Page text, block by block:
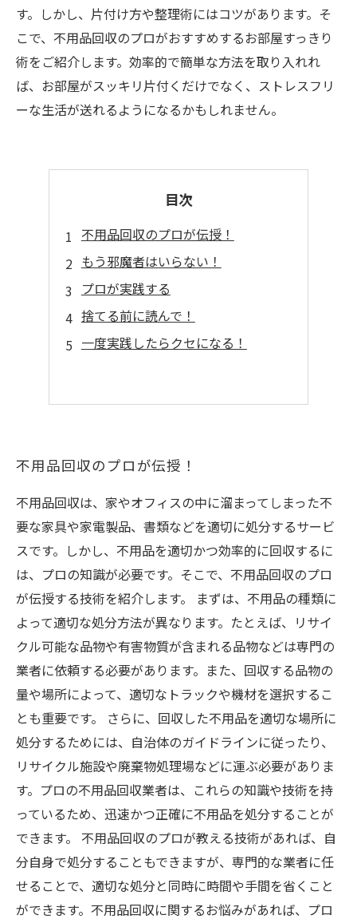
す。しかし、片付け方や整理術にはコツがあります。そ
こで、不用品回収のプロがおすすめするお部屋すっきり
術をご紹介します。効率的で簡単な方法を取り入れれ
ば、お部屋がスッキリ片付くだけでなく、ストレスフリ
ーな生活が送れるようになるかもしれません。
目次
不用品回収のプロが伝授！
もう邪魔者はいらない！
プロが実践する
捨てる前に読んで！
一度実践したらクセになる！
不用品回収のプロが伝授！
不用品回収は、家やオフィスの中に溜まってしまった不
要な家具や家電製品、書類などを適切に処分するサービ
スです。しかし、不用品を適切かつ効率的に回収するに
は、プロの知識が必要です。そこで、不用品回収のプロ
が伝授する技術を紹介します。 まずは、不用品の種類に
よって適切な処分方法が異なります。たとえば、リサイ
クル可能な品物や有害物質が含まれる品物などは専門の
業者に依頼する必要があります。また、回収する品物の
量や場所によって、適切なトラックや機材を選択するこ
とも重要です。 さらに、回収した不用品を適切な場所に
処分するためには、自治体のガイドラインに従ったり、
リサイクル施設や廃棄物処理場などに運ぶ必要がありま
す。プロの不用品回収業者は、これらの知識や技術を持
っているため、迅速かつ正確に不用品を処分することが
できます。 不用品回収のプロが教える技術があれば、自
分自身で処分することもできますが、専門的な業者に任
せることで、適切な処分と同時に時間や手間を省くこと
ができます。不用品回収に関するお悩みがあれば、プロ